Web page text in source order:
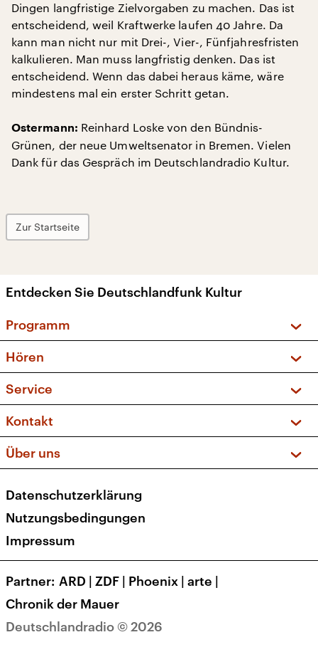
Dingen langfristige Zielvorgaben zu machen. Das ist
entscheidend, weil Kraftwerke laufen 40 Jahre. Da
kann man nicht nur mit Drei-, Vier-, Fünfjahresfristen
kalkulieren. Man muss langfristig denken. Das ist
entscheidend. Wenn das dabei heraus käme, wäre
mindestens mal ein erster Schritt getan.
Ostermann: Reinhard Loske von den Bündnis-
Grünen, der neue Umweltsenator in Bremen. Vielen
Dank für das Gespräch im Deutschlandradio Kultur.
Zur Startseite
Entdecken Sie Deutschlandfunk Kultur
Programm
Sendungen und Podcasts
Musikliste
Kakadu – Das Kinderprogramm
Hören
Frequenzen (UKW + DAB+)
Service
FAQ
Apps
Newsletter
Veranstaltungen
Kontakt
Social Media
Über uns
Presse
Karriere
Transparenz
Deutschlandradio © 2026
Datenschutzerklärung
Nutzungsbedingungen
Impressum
Partner ARD | ZDF | Phoenix | arte |
Chronik der Mauer